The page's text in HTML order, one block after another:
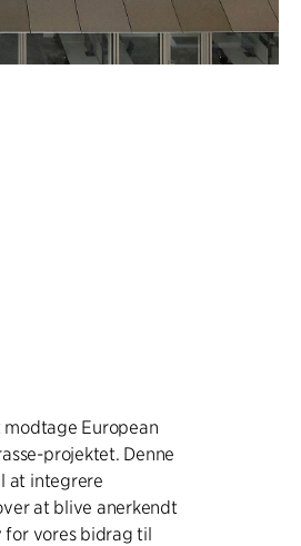
European
projektet. Denne
at integrere
at blive anerkendt
for vores bidrag til